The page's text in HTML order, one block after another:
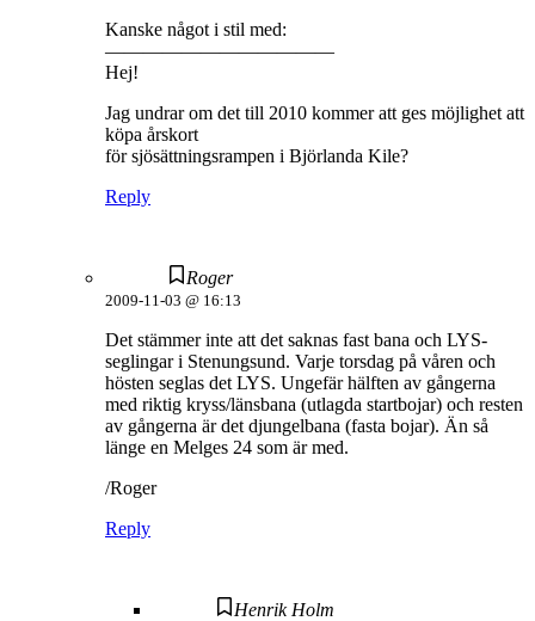
Kanske något i stil med:
————————————
Hej!
Jag undrar om det till 2010 kommer att ges möjlighet att
köpa årskort
för sjösättningsrampen i Björlanda Kile?
Reply
Roger
2009-11-03 @ 16:13
Det stämmer inte att det saknas fast bana och LYS-
seglingar i Stenungsund. Varje torsdag på våren och
hösten seglas det LYS. Ungefär hälften av gångerna
med riktig kryss/länsbana (utlagda startbojar) och resten
av gångerna är det djungelbana (fasta bojar). Än så
länge en Melges 24 som är med.
/Roger
Reply
Henrik Holm